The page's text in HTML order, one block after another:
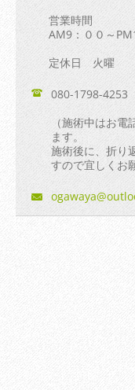
営業時間
AM9：００～
定休日 火曜
080-1798-4253
（施術中はお
ます。
施術後に、折り
すので宜しくお
ogawaya@